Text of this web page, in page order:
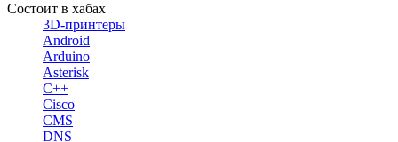
Состоит в хабах
3D-принтеры
Android
Arduino
Asterisk
C++
Cisco
CMS
DNS